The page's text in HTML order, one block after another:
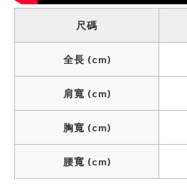
尺碼
全長 (cm)
肩寬 (cm)
胸寬 (cm)
腰寬 (cm)